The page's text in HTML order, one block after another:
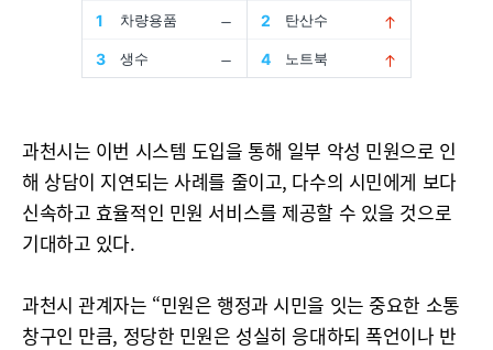
과천시는 이번 시스템 도입을 통해 일부 악성 민원으로 인
해 상담이 지연되는 사례를 줄이고, 다수의 시민에게 보다
신속하고 효율적인 민원 서비스를 제공할 수 있을 것으로
기대하고 있다.
과천시 관계자는 “민원은 행정과 시민을 잇는 중요한 소통
창구인 만큼, 정당한 민원은 성실히 응대하되 폭언이나 반